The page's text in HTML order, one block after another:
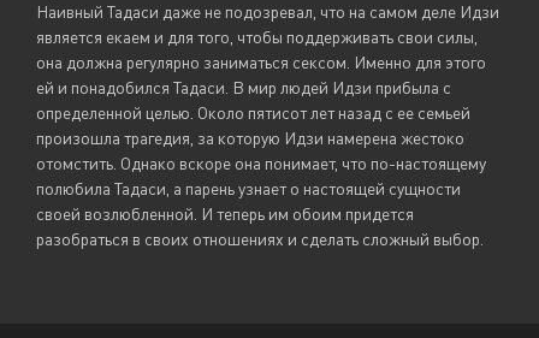
Наивный Тадаси даже не подозревал, что на самом деле Идзи
является екаем и для того, чтобы поддерживать свои силы,
она должна регулярно заниматься сексом. Именно для этого
ей и понадобился Тадаси. В мир людей Идзи прибыла с
определенной целью. Около пятисот лет назад с ее семьей
произошла трагедия, за которую Идзи намерена жестоко
отомстить. Однако вскоре она понимает, что по-настоящему
полюбила Тадаси, а парень узнает о настоящей сущности
своей возлюбленной. И теперь им обоим придется
разобраться в своих отношениях и сделать сложный выбор.